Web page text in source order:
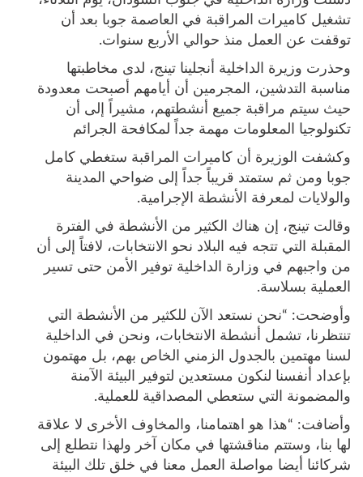
تشغيل كاميرات المراقبة في العاصمة جوبا بعد أن
توقفت عن العمل منذ حوالي الأربع سنوات.
وحذرت وزيرة الداخلية أنجلينا تينج، لدى مخاطبتها
مناسبة التدشين، المجرمين أن أيامهم أصبحت معدودة
حيث سيتم مراقبة جميع أنشطتهم، مشيراً إلى أن
تكنولوجيا المعلومات مهمة جداً لمكافحة الجرائم
وكشفت الوزيرة أن كاميرات المراقبة ستغطي كامل
جوبا ومن ثم ستمتد قريباً جداً إلى ضواحي المدينة
والولايات لمعرفة الأنشطة الإجرامية.
وقالت تينج، إن هناك الكثير من الأنشطة في الفترة
المقبلة التي تتجه فيه البلاد نحو الانتخابات، لافتاً إلى أن
من واجبهم في وزارة الداخلية توفير الأمن حتى تسير
العملية بسلاسة.
وأوضحت: “نحن نستعد الآن للكثير من الأنشطة التي
تنتظرنا، تشمل أنشطة الانتخابات، ونحن في الداخلية
لسنا مهتمين بالجدول الزمني الخاص بهم، بل مهتمون
بإعداد أنفسنا لنكون مستعدين لتوفير البيئة الآمنة
والمضمونة التي ستعطي المصداقية للعملية.
وأضافت: “هذا هو اهتمامنا، والمخاوف الأخرى لا علاقة
لها بنا، وستتم مناقشتها في مكان آخر ولهذا نتطلع إلى
شركائنا أيضا مواصلة العمل معنا في خلق تلك البيئة